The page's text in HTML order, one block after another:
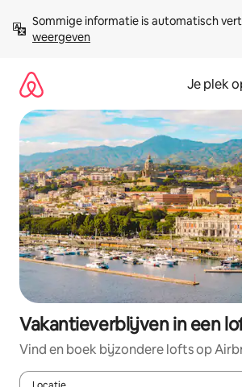
direct
naar
Sommige informatie is automatisch
weergeven
Je plek
Vakantieverblijven in een
Vind en boek bijzondere lofts op